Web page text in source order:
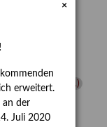
Gabelentz 1)
×
erweitert.
an der
Juli 2020